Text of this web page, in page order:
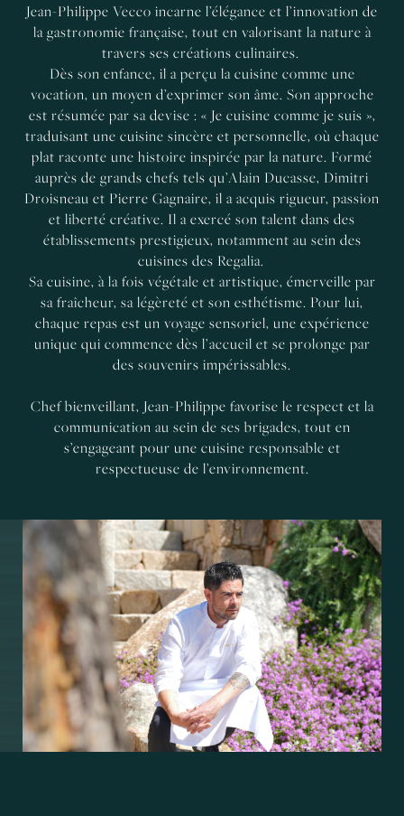
Jean-Philippe Vecco incarne l’élégance et l’innovation de
la gastronomie française, tout en valorisant la nature à
travers ses créations culinaires.
Dès son enfance, il a perçu la cuisine comme une
vocation, un moyen d’exprimer son âme. Son approche
est résumée par sa devise : « Je cuisine comme je suis »,
traduisant une cuisine sincère et personnelle, où chaque
plat raconte une histoire inspirée par la nature. Formé
auprès de grands chefs tels qu’Alain Ducasse, Dimitri
Droisneau et Pierre Gagnaire, il a acquis rigueur, passion
et liberté créative. Il a exercé son talent dans des
établissements prestigieux, notamment au sein des
cuisines des Regalia.
Sa cuisine, à la fois végétale et artistique, émerveille par
sa fraîcheur, sa légèreté et son esthétisme. Pour lui,
chaque repas est un voyage sensoriel, une expérience
unique qui commence dès l’accueil et se prolonge par
des souvenirs impérissables.
Chef bienveillant, Jean-Philippe favorise le respect et la
communication au sein de ses brigades, tout en
s’engageant pour une cuisine responsable et
respectueuse de l’environnement.